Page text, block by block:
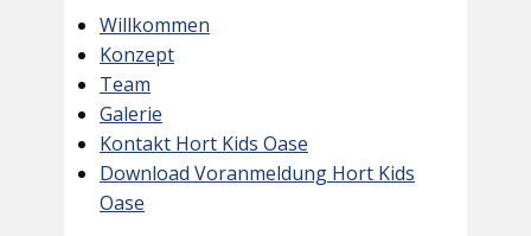
Willkommen
Konzept
Team
Galerie
Kontakt Hort Kids Oase
Download Voranmeldung Hort Kids
Oase